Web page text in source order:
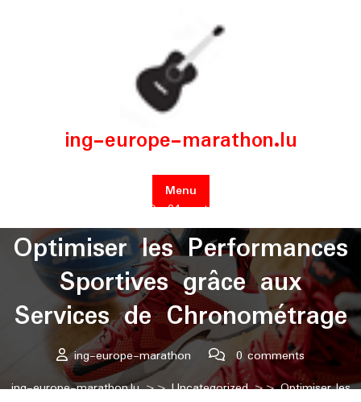
ing-europe-marathon.lu
Menu
Posted On 04 septembre 2024
Optimiser les Performances
Sportives grâce aux
Services de Chronométrage
ing-europe-marathon
0 comments
ing-europe-marathon.lu>>Uncategorized>> Optimiser les